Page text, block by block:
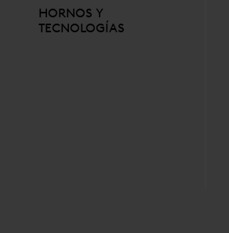
HORNOS Y
TECNOLOGÍAS